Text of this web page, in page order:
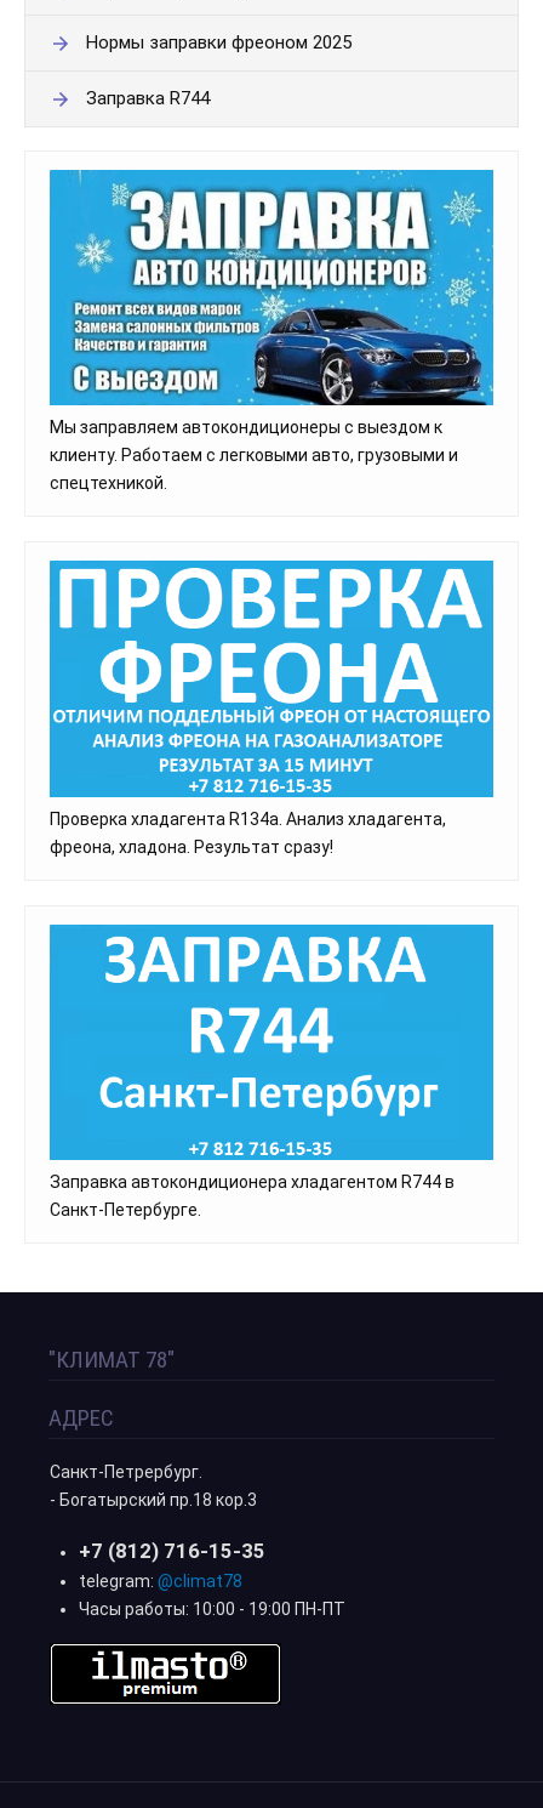
Нормы заправки фреоном 2025
Заправка R744
Мы заправляем автокондиционеры с выездом к
клиенту. Работаем с легковыми авто, грузовыми и
спецтехникой.
Проверка хладагента R134a. Анализ хладагента,
фреона, хладона. Результат сразу!
Заправка автокондиционера хладагентом R744 в
Санкт-Петербурге.
"КЛИМАТ 78"
АДРЕС
Санкт-Петрербург.
- Богатырский пр.18 кор.3
+7 (812) 716-15-35
telegram: @climat78
Часы работы: 10:00 - 19:00 ПН-ПТ